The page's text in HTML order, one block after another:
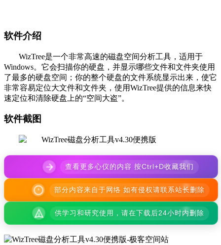
软件介绍
WizTree是一个非常高速的磁盘空间分析工具，适用于
Windows。它会扫描你的硬盘，并显示哪些文件和文件夹使用
了最多的硬盘空间；你的整个硬盘的文件系统显示出来，使它
非常容易定位大文件和文件夹，使用WizTree提供的信息来快
速定位和清除硬盘上的“空间大盗”。
软件截图
查看更多心仪的内容 按Ctrl+D收藏我们
部分内容来自于网络 如有侵权请联系站长删除
供学习和研究使用，请在下载后24小时内删除